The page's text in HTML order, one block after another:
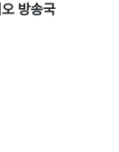
방송국